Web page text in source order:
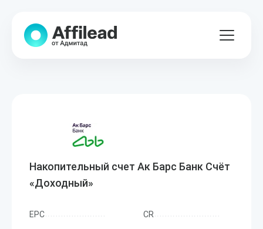
Накопительный счет Ак Барс Банк Счёт
«Доходный»
EPC CR